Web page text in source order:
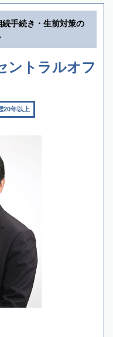
続手続き・生前対策の
ントラルオフ
20年以上